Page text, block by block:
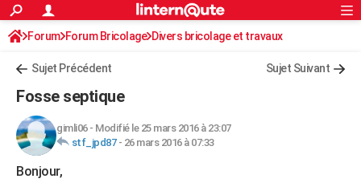
ACTUALITÉS
Politique
Société
Faits Divers
Education
Monde
Villes
+
FINANCE
Retraite
Impôts
Epargne
Immobilier
Risques naturels par ville
Banque
Assurance
Crédit
AUTO
Essais
Réserver un essai
Citadines
Berlines
SUV
Forum auto
+HIGH-TECH
Rechercher
S'inscrire
Connexion
Forum Forum Bricolage Divers bricolage et travaux
Sujet Précédent Sujet Suivant
Fosse septique
gimli06- Modifié le 25 mars 2016 à 23:07
stf_jpd87- 26 mars 2016 à 07:33
Bonjour,